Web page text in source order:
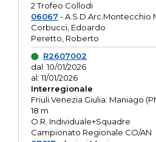
2 Trofeo Collodi
06067 - A.S.D.Arc.Montecchio
Corbucci, Edoardo
Peretto, Roberto
R2607002
dal: 10/01/2026
al: 11/01/2026
Interregionale
Friuli Venezia Giulia: Maniago
18 m
O.R. Individuale+Squadre
Campionato Regionale CO/AN